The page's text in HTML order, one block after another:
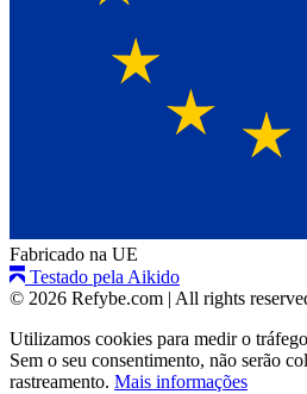
Fabricado na UE
Testado pela Aikido
© 2026 Refybe.com | All rights
Utilizamos cookies para medir o
Sem o seu consentimento, não serão
rastreamento. Mais informações